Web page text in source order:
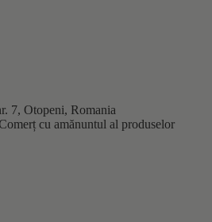
7, Otopeni, Romania
cu amănuntul al produselor